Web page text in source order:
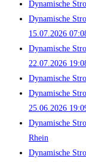
Dynamische
Dynamische
15.07.2026
Dynamische
22.07.2026
Dynamische
Dynamische
25.06.2026
Dynamische
Rhein
Dynamische